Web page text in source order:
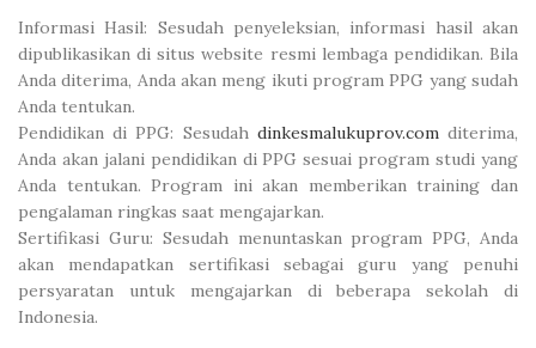
Informasi Hasil: Sesudah penyeleksian, informasi hasil akan
dipublikasikan di situs website resmi lembaga pendidikan. Bila
Anda diterima, Anda akan meng ikuti program PPG yang sudah
Anda tentukan.
Pendidikan di PPG: Sesudah dinkesmalukuprov.comditerima,
Anda akan jalani pendidikan di PPG sesuai program studi yang
Anda tentukan. Program ini akan memberikan training dan
pengalaman ringkas saat mengajarkan.
Sertifikasi Guru: Sesudah menuntaskan program PPG, Anda
akan mendapatkan sertifikasi sebagai guru yang penuhi
persyaratan untuk mengajarkan di beberapa sekolah di
Indonesia.